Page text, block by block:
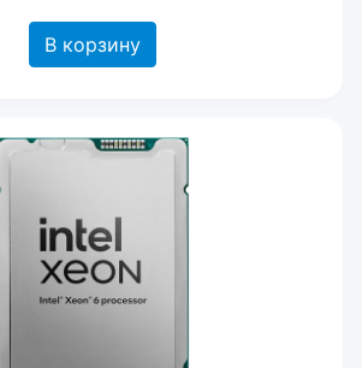
В корзину